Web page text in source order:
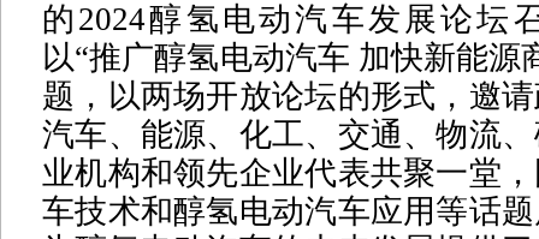
的2024醇氢电动汽车发展论坛
以“推广醇氢电动汽车 加快新能源
题，以两场开放论坛的形式，邀
汽车、能源、化工、交通、物流
业机构和领先企业代表共聚一堂
车技术和醇氢电动汽车应用等话